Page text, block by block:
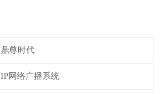
鼎尊时代
IP网络广播系统